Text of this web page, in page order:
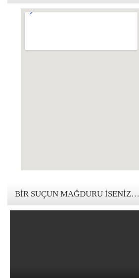
BIR SUÇUN MAĞDURU İSENIZ…